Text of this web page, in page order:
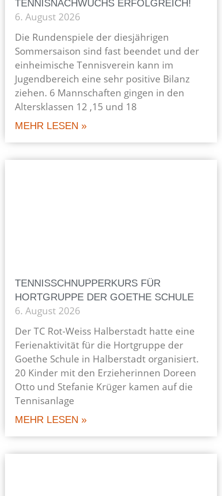
TENNISNACHWUCHS ERFOLGREICH!
6. August 2026
Die Rundenspiele der diesjährigen
Sommersaison sind fast beendet und der
einheimische Tennisverein kann im
Jugendbereich eine sehr positive Bilanz
ziehen. 6 Mannschaften gingen in den
Altersklassen 12 ,15 und 18
MEHR LESEN »
TENNISSCHNUPPERKURS FÜR
HORTGRUPPE DER GOETHE SCHULE
6. August 2026
Der TC Rot-Weiss Halberstadt hatte eine
Ferienaktivität für die Hortgruppe der
Goethe Schule in Halberstadt organisiert.
20 Kinder mit den Erzieherinnen Doreen
Otto und Stefanie Krüger kamen auf die
Tennisanlage
MEHR LESEN »